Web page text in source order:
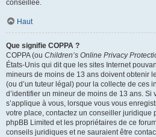
conseillée.
Haut
Que signifie COPPA ?
COPPA (ou Children’s Online Privacy
États-Unis qui dit que les sites Internet
mineurs de moins de 13 ans doivent obtenir
(ou d’un tuteur légal) pour la collecte de ces
d’identifier un mineur de moins de 13 ans. Si
s’applique à vous, lorsque vous vous
votre place, contactez un conseiller juridique
phpBB Limited et les propriétaires de ce
conseils juridiques et ne sauraient être